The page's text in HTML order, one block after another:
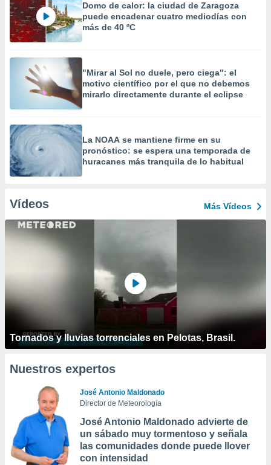
Domo de calor: la ciudad de Zaragoza
puede encadenar cuatro mediodías con
más de 40 ºC
"Mirar al Sol no duele, pero ciega": el
motivo científico por el que no debemos
mirarlo directamente durante el eclipse
La NOAA se mantiene firme en su
pronóstico: se espera una temporada de
huracanes más tranquila de lo habitual
Vídeos Más Vídeos
Tornados y lluvias torrenciales en Pelotas, Brasil.
Nuestros expertos
José Antonio Maldonado
Director de Meteorología
José Antonio Maldonado advierte de
un sábado muy tormentoso y señala
las comunidades donde puede llover
con intensidad